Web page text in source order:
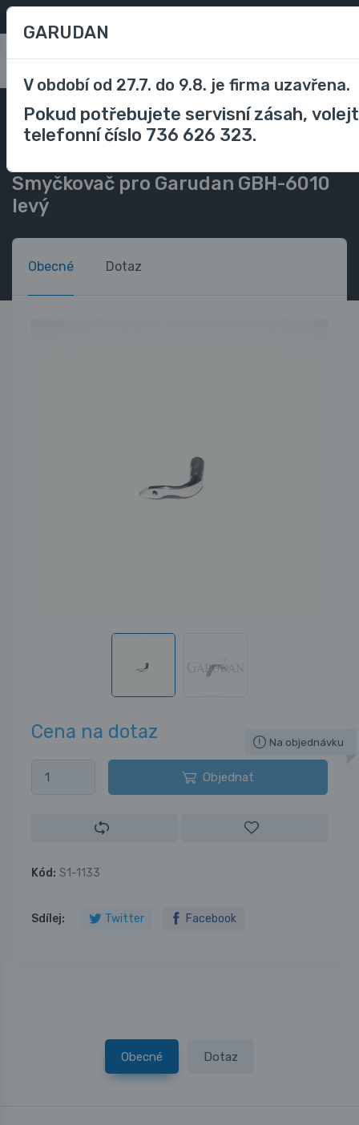
Příslušenství
Příslušenství průmyslové stroje
Náhradní díly průmyslové stroje
Pro Garudan GBH-6010
Smyčkovač pro Garudan GBH-6010
levý
Obecné Dotaz
Cena na dotaz Na objednávku
Objednat
Kód: S1-1133
Sdílej: Twitter Facebook
Obecné Dotaz
GARUDAN
V období od 27.7. do 9.8. je firma uzavřena.
Pokud potřebujete servisní zásah,
telefonní číslo 736 626 323.